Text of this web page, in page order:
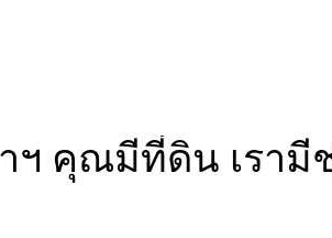
ฯ คุณมีที่ดิน เรา